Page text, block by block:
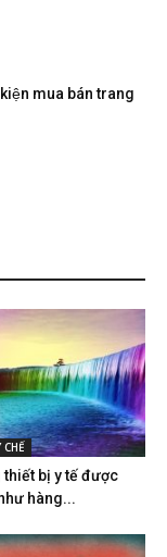
mua bán trang
CHẾ
thiết bị y tế được
hàng...